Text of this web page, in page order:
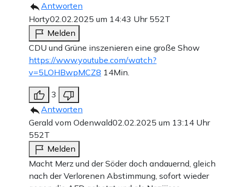
Antworten
Horty02.02.2025 um 14:43 Uhr 552T
Melden
CDU und Grüne inszenieren eine große Show
https://www.youtube.com/watch?
v=5LOHBwpMCZ8 14Min.
3
Antworten
Gerald vom Odenwald02.02.2025 um 13:14 Uhr
552T
Melden
Macht Merz und der Söder doch andauernd, gleich
nach der Verlorenen Abstimmung, sofort wieder